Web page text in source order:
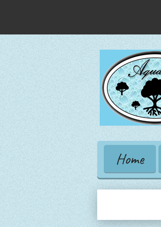
Hauptinhalt
Home